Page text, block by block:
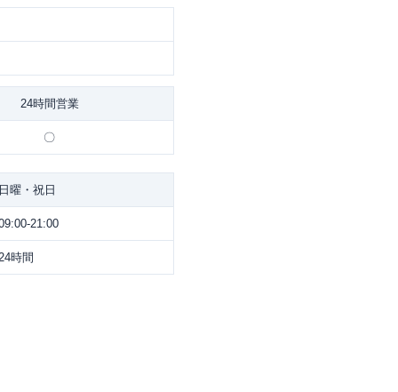
24時間営業
〇
日曜・祝日
21:00
時間